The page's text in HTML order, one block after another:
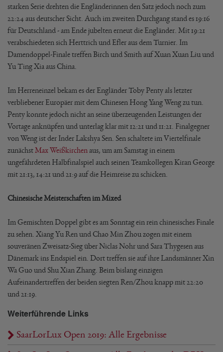
starken Serie drehten die Engländerinnen den Satz jedoch noch zum
22:24 aus deutscher Sicht. Auch im zweiten Durchgang stand es 19:16
für Deutschland - am Ende jubelten erneut die Engländer. Mit 19:21
verabschiedeten sich Herttrich und Efler aus dem Turnier. Im
Damendoppel-Finale treffen Birch und Smith auf Xuan Xuan Liu und
Yu Ting Xia aus China.
Im Herreneinzel bekam es der Engländer Toby Penty als letzter
verbliebener Europäer mit dem Chinesen Hong Yang Weng zu tun.
Penty konnte jedoch nicht an seine überzeugenden Leistungen der
Vortage anknüpfen und unterlag klar mit 12:21 und 11:21. Finalgegner
von Weng ist der Inder Lakshya Sen. Sen schaltete im Viertelfinale
zunächstMax Weißkirchen aus, um am Samstag in einem
ungefährdeten Halbfinalspiel auch seinen Teamkollegen Kiran George
mit 21:13, 14:21 und 21:9 auf die Heimreise zu schicken.
Chinesische Meisterschaften im Mixed
Im Gemischten Doppel gibt es am Sonntag ein rein chinesisches Finale
zu sehen. Xiang Yu Ren und Chao Min Zhou zogen mit einem
souveränen Zweisatz-Sieg über Niclas Nohr und Sara Thygesen aus
Dänemark ins Endspiel ein. Dort treffen sie auf ihre Landsmänner Xin
Wa Guo und Shu Xian Zhang. Beim bislang einzigen
Aufeinandertreffen der beiden siegten Ren/Zhou knapp mit 22:20
und 21:19.
Weiterführende Links
SaarLorLux Open 2019: Alle Ergebnisse